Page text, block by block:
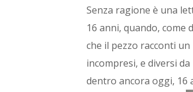
Senza ragione è una
16 anni, quando, come
che il pezzo racconti
incompresi, e diversi
dentro ancora oggi, 16